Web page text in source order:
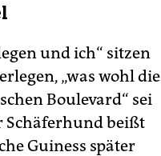
und ich“ sitzen
„was wohl die
Boulevard“ sei
Schäferhund beißt
Guiness später